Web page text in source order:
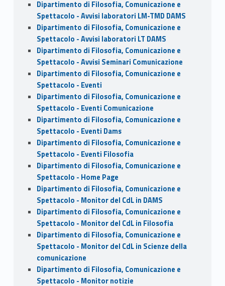
Dipartimento di Filosofia, Comunicazione e
Spettacolo - Avvisi laboratori LM-TMD DAMS
Dipartimento di Filosofia, Comunicazione e
Spettacolo - Avvisi laboratori LT DAMS
Dipartimento di Filosofia, Comunicazione e
Spettacolo - Avvisi Seminari Comunicazione
Dipartimento di Filosofia, Comunicazione e
Spettacolo - Eventi
Dipartimento di Filosofia, Comunicazione e
Spettacolo - Eventi Comunicazione
Dipartimento di Filosofia, Comunicazione e
Spettacolo - Eventi Dams
Dipartimento di Filosofia, Comunicazione e
Spettacolo - Eventi Filosofia
Dipartimento di Filosofia, Comunicazione e
Spettacolo - Home Page
Dipartimento di Filosofia, Comunicazione e
Spettacolo - Monitor del CdL in DAMS
Dipartimento di Filosofia, Comunicazione e
Spettacolo - Monitor del CdL in Filosofia
Dipartimento di Filosofia, Comunicazione e
Spettacolo - Monitor del CdL in Scienze della
comunicazione
Dipartimento di Filosofia, Comunicazione e
Spettacolo - Monitor notizie